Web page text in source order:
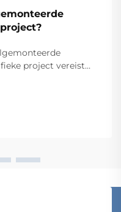
project vereist
invloed zijn op